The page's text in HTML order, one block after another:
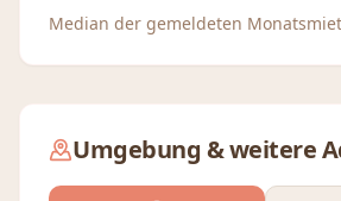
Median der gemeldeten
Umgebung & weitere